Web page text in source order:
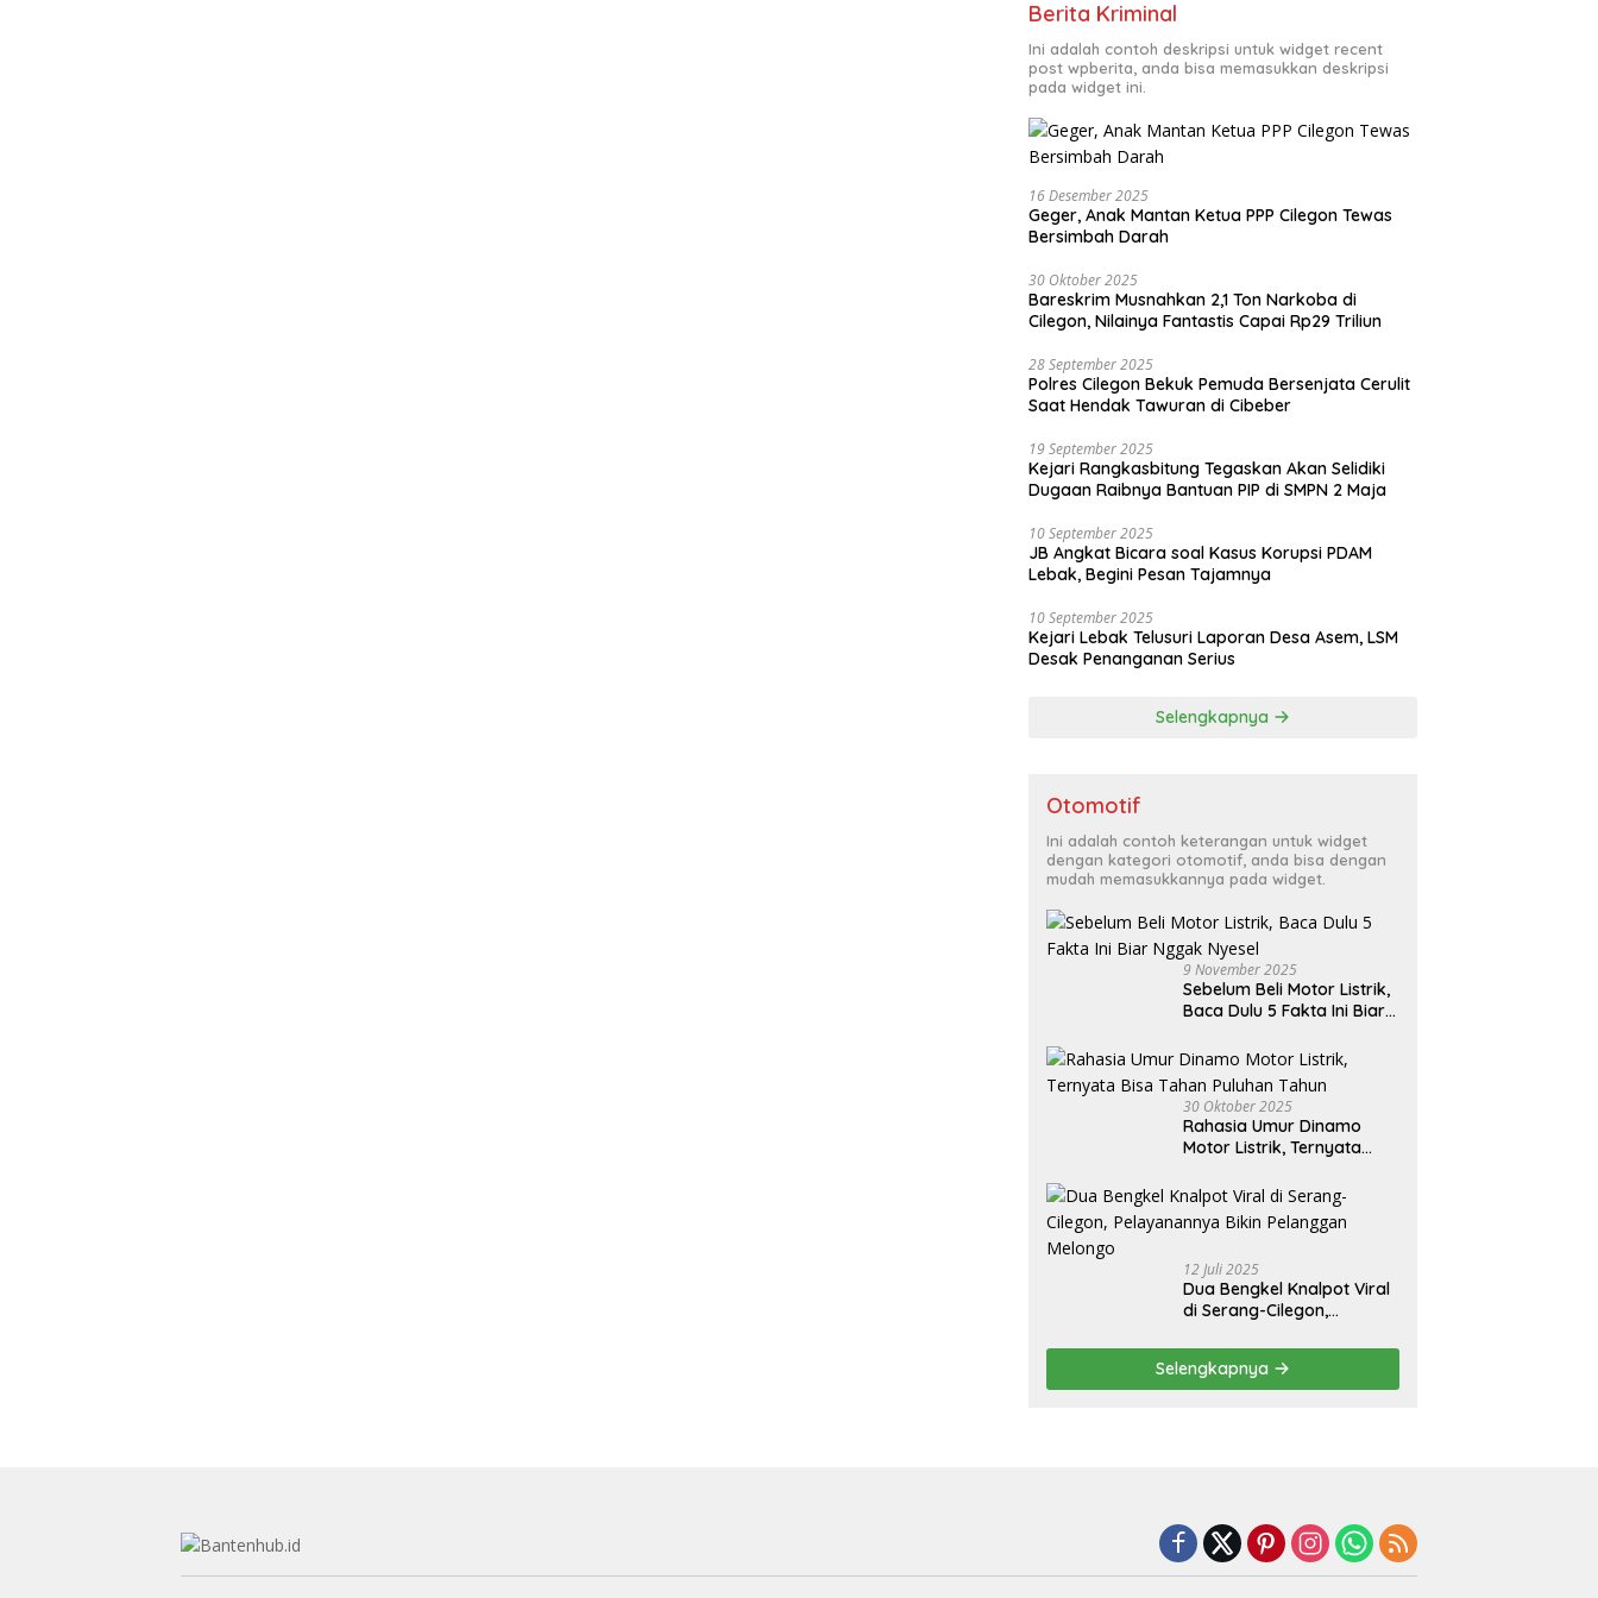
Berita Kriminal
Ini adalah contoh deskripsi untuk widget recent
post wpberita, anda bisa memasukkan deskripsi
pada widget ini.
16 Desember 2025
Geger, Anak Mantan Ketua PPP Cilegon Tewas
Bersimbah Darah
30 Oktober 2025
Bareskrim Musnahkan 2,1 Ton Narkoba di
Cilegon, Nilainya Fantastis Capai Rp29 Triliun
28 September 2025
Polres Cilegon Bekuk Pemuda Bersenjata Cerulit
Saat Hendak Tawuran di Cibeber
19 September 2025
Kejari Rangkasbitung Tegaskan Akan Selidiki
Dugaan Raibnya Bantuan PIP di SMPN 2 Maja
10 September 2025
JB Angkat Bicara soal Kasus Korupsi PDAM
Lebak, Begini Pesan Tajamnya
10 September 2025
Kejari Lebak Telusuri Laporan Desa Asem, LSM
Desak Penanganan Serius
Selengkapnya
Otomotif
Ini adalah contoh keterangan untuk widget
dengan kategori otomotif, anda bisa dengan
mudah memasukkannya pada widget.
9 November 2025
Sebelum Beli Motor Listrik,
Baca Dulu 5 Fakta Ini Biar
30 Oktober 2025
Rahasia Umur Dinamo
Motor Listrik, Ternyata
12 Juli 2025
Dua Bengkel Knalpot Viral
di Serang-Cilegon,
Pelanggan Melongo
Selengkapnya